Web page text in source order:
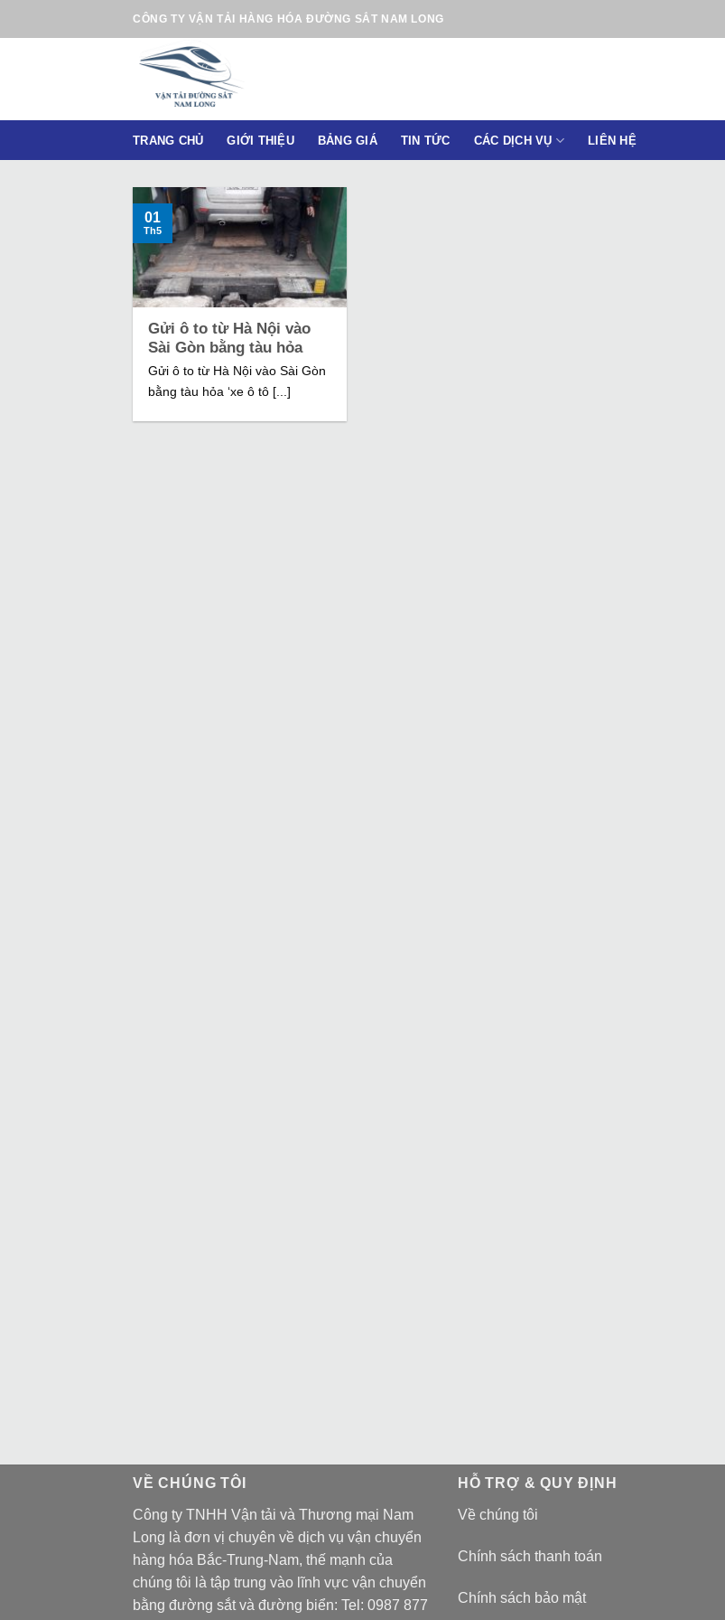
n
CÔNG TY VẬN TẢI HÀNG HÓA ĐƯỜNG SẮT NAM LONG
TRANG CHỦ GIỚI THIỆU BẢNG GIÁ TIN TỨC CÁC DỊCH VỤ LIÊN HỆ
Gửi ô to từ Hà Nội vào
Sài Gòn bằng tàu hỏa
Gửi ô to từ Hà Nội vào Sài Gòn
bằng tàu hỏa ‘xe ô tô [...]
01
Th5
VỀ CHÚNG TÔI
Công ty TNHH Vận tải và Thương mại Nam
Long là đơn vị chuyên về dịch vụ vận chuyển
hàng hóa Bắc-Trung-Nam, thế mạnh của
chúng tôi là tập trung vào lĩnh vực vận chuyển
bằng đường sắt và đường biển: Tel: 0987 877
HỖ TRỢ & QUY ĐỊNH
Về chúng tôi
Chính sách thanh toán
Chính sách bảo mật